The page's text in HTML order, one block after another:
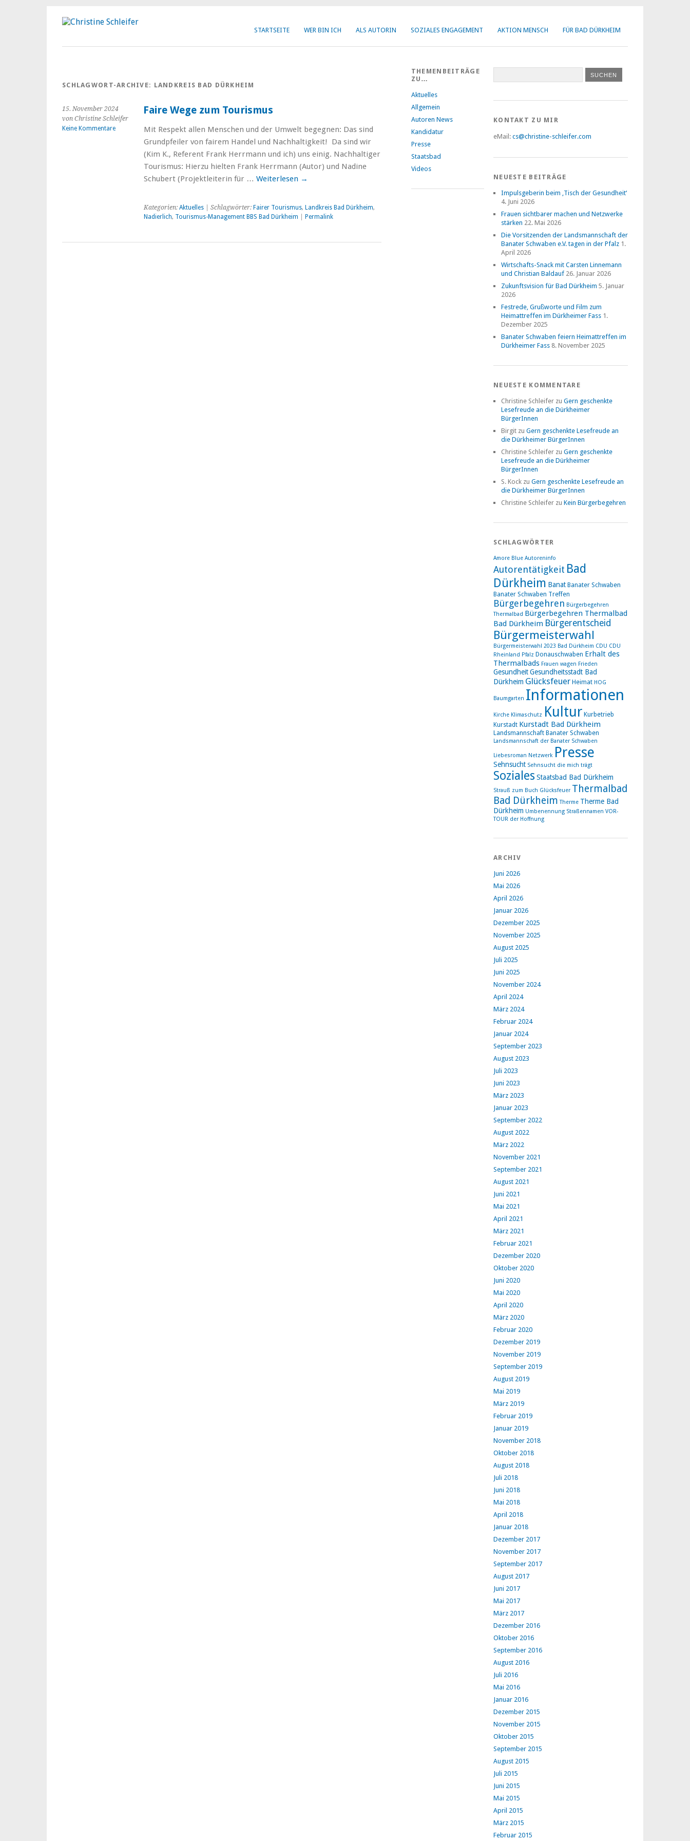
STARTSEITE WER BIN ICH ALS AUTORIN SOZIALES ENGAGEMENT AKTION MENSCH FÜR BAD DÜRKHEIM
SCHLAGWORT-ARCHIVE: LANDKREIS BAD DÜRKHEIM
15. November 2024
von Christine Schleifer
Keine Kommentare
Faire Wege zum Tourismus
Mit Respekt allen Menschen und der Umwelt begegnen: Das sind
Grundpfeiler von fairem Handel und Nachhaltigkeit! Da sind wir
(Kim K., Referent Frank Herrmann und ich) uns einig. Nachhaltiger
Tourismus: Hierzu hielten Frank Herrmann (Autor) und Nadine
Schubert (Projektleiterin für … Weiterlesen →
Kategorien: Aktuelles| Schlagwörter: Fairer Tourismus, Landkreis Bad Dürkheim,
Nadierlich, Tourismus-Management BBS Bad Dürkheim Permalink
THEMENBEITRÄGE
ZU…
Aktuelles
Allgemein
Autoren News
Kandidatur
Presse
Staatsbad
Videos
KONTAKT ZU MIR
eMail: cs@christine-schleifer.com
NEUESTE BEITRÄGE
Impulsgeberin beim ‚Tisch der Gesundheit‘
4. Juni 2026
Frauen sichtbarer machen und Netzwerke
stärken 22. Mai 2026
Die Vorsitzenden der Landsmannschaft der
Banater Schwaben e.V. tagen in der Pfalz 1.
April 2026
Wirtschafts-Snack mit Carsten Linnemann
und Christian Baldauf 26. Januar 2026
Zukunftsvision für Bad Dürkheim 5. Januar
2026
Festrede, Grußworte und Film zum
Heimattreffen im Dürkheimer Fass 1.
Dezember 2025
Banater Schwaben feiern Heimattreffen im
Dürkheimer Fass 8. November 2025
NEUESTE KOMMENTARE
Christine Schleifer zu Gern geschenkte
Lesefreude an die Dürkheimer
BürgerInnen
Birgit zu Gern geschenkte Lesefreude an
die Dürkheimer BürgerInnen
Christine Schleifer zu Gern geschenkte
Lesefreude an die Dürkheimer
BürgerInnen
S. Kock zu Gern geschenkte Lesefreude an
die Dürkheimer BürgerInnen
Christine Schleifer zu Kein Bürgerbegehren
SCHLAGWÖRTER
Amore Blue Autoreninfo
Autorentätigkeit Bad
Dürkheim Banat Banater Schwaben
Banater Schwaben Treffen
Bürgerbegehren Bürgerbegehren
Thermalbad Bürgerbegehren Thermalbad
Bad Dürkheim Bürgerentscheid
Bürgermeisterwahl
Bürgermeisterwahl 2023 Bad Dürkheim CDU CDU
Rheinland Pfalz Donauschwaben Erhalt des
Thermalbads Frauen wagen Frieden
GesundheitGesundheitsstadt Bad
Dürkheim Glücksfeuer Heimat HOG
Baumgarten Informationen
Kirche Klimaschutz Kultur Kurbetrieb
Kurstadt Kurstadt Bad Dürkheim
Landsmannschaft Banater Schwaben
Landsmannschaft der Banater Schwaben
Liebesroman Netzwerk Presse
Sehnsucht Sehnsucht die mich trägt
Soziales Staatsbad Bad Dürkheim
Strauß zum Buch Glücksfeuer Thermalbad
Bad Dürkheim Therme Therme Bad
Dürkheim Umbenennung Straßennamen VOR-
TOUR der Hoffnung
ARCHIV
Juni 2026
Mai 2026
April 2026
Januar 2026
Dezember 2025
November 2025
August 2025
Juli 2025
Juni 2025
November 2024
April 2024
März 2024
Februar 2024
Januar 2024
September 2023
August 2023
Juli 2023
Juni 2023
März 2023
Januar 2023
September 2022
August 2022
März 2022
November 2021
September 2021
August 2021
Juni 2021
Mai 2021
April 2021
März 2021
Februar 2021
Dezember 2020
Oktober 2020
Juni 2020
Mai 2020
April 2020
März 2020
Februar 2020
Dezember 2019
November 2019
September 2019
August 2019
Mai 2019
März 2019
Februar 2019
Januar 2019
November 2018
Oktober 2018
August 2018
Juli 2018
Juni 2018
Mai 2018
April 2018
Januar 2018
Dezember 2017
November 2017
September 2017
August 2017
Juni 2017
Mai 2017
März 2017
Dezember 2016
Oktober 2016
September 2016
August 2016
Juli 2016
Mai 2016
Januar 2016
Dezember 2015
November 2015
Oktober 2015
September 2015
August 2015
Juli 2015
Juni 2015
Mai 2015
April 2015
März 2015
Februar 2015